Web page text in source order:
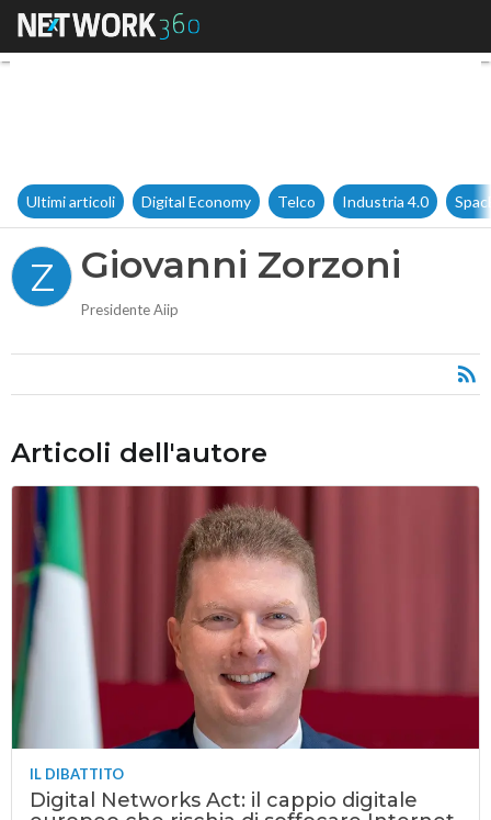
Giovanni Zorzoni
Ultimi articoli Digital Economy Telco Industria 4.0
Z Giovanni Zorzoni
Presidente Aiip
Articoli dell'autore
IL DIBATTITO
Digital Networks Act: il cappio digitale